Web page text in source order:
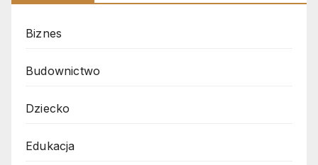
Biznes
Budownictwo
Dziecko
Edukacja